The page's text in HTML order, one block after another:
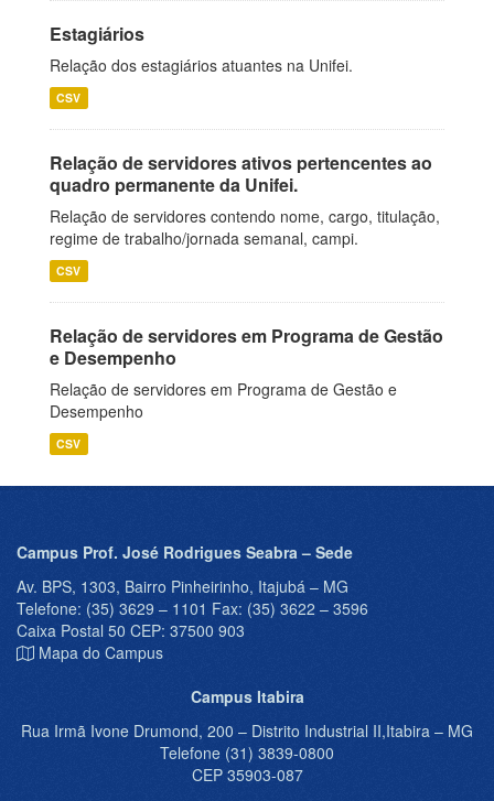
Estagiários
Relação dos estagiários atuantes na Unifei.
CSV
Relação de servidores ativos pertencentes ao
quadro permanente da Unifei.
Relação de servidores contendo nome, cargo, titulação,
regime de trabalho/jornada semanal, campi.
CSV
Relação de servidores em Programa de Gestão
e Desempenho
Relação de servidores em Programa de Gestão e
Desempenho
CSV
Campus Prof. José Rodrigues Seabra – Sede
Av. BPS, 1303, Bairro Pinheirinho, Itajubá – MG
Telefone: (35) 3629 – 1101 Fax: (35) 3622 – 3596
Caixa Postal 50 CEP: 37500 903
Mapa do Campus
Campus Itabira
Rua Irmã Ivone Drumond, 200 – Distrito Industrial II,Itabira – MG
Telefone (31) 3839-0800
CEP 35903-087